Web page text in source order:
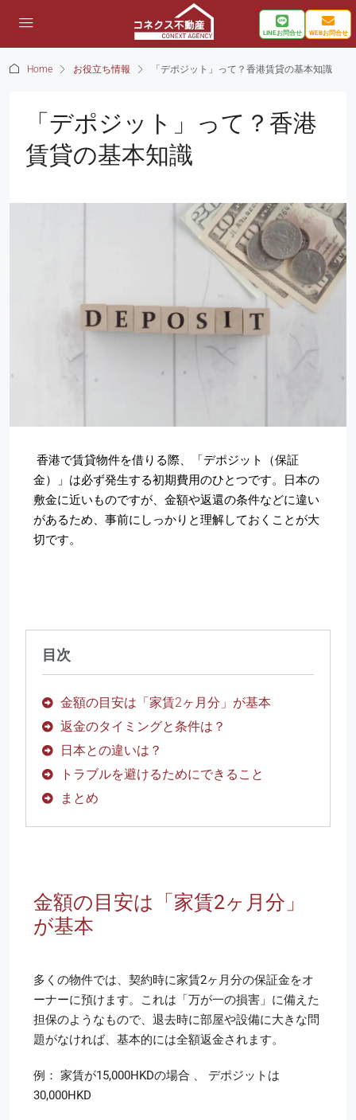
LINEお問合せ WEBお問合せ
Home お役立ち情報 「デポジット」って？香港賃貸の基本知識
「デポジット」って？香港
賃貸の基本知識
香港で賃貸物件を借りる際、「デポジット（保証
金）」は必ず発生する初期費用のひとつです。日本の
敷金に近いものですが、金額や返還の条件などに違い
があるため、事前にしっかりと理解しておくことが大
切です。
目次
金額の目安は「家賃2ヶ月分」が基本
返金のタイミングと条件は？
日本との違いは？
トラブルを避けるためにできること
まとめ
金額の目安は「家賃2ヶ月分」
が基本
多くの物件では、契約時に家賃2ヶ月分の保証金をオ
ーナーに預けます。これは「万が一の損害」に備えた
担保のようなもので、退去時に部屋や設備に大きな問
題がなければ、基本的には全額返金されます。
例： 家賃が15,000HKDの場合 、 デポジットは
30,000HKD